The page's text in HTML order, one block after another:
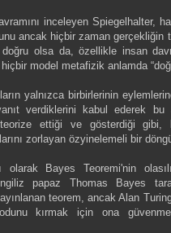
inceleyen Spiegelhalter,
ancak hiçbir zaman gerçekliğin
olsa da, özellikle insan
model metafizik anlamda
yalnızca birbirlerinin
verdiklerini kabul ederek bu
ettiği ve gösterdiği gibi,
zorlayan özyinelemeli bir
olarak Bayes Teoremi'nin
papaz Thomas Bayes
teorem, ancak Alan
kırmak için ona